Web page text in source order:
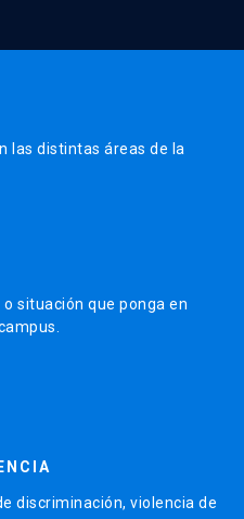
las distintas áreas de la
situación que ponga en
discriminación, violencia de